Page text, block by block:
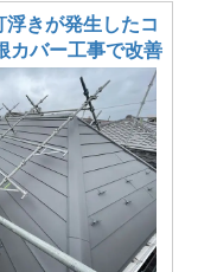
きが発生したコ
カバー工事で改善